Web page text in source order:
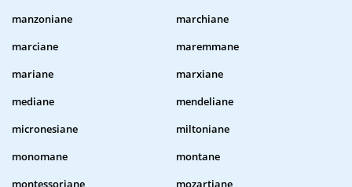
manzoniane
marchiane
marciane
maremmane
mariane
marxiane
mediane
mendeliane
micronesiane
miltoniane
monomane
montane
montessoriane
mozartiane